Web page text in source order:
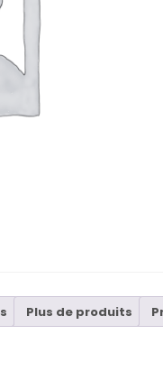
Plus de produits